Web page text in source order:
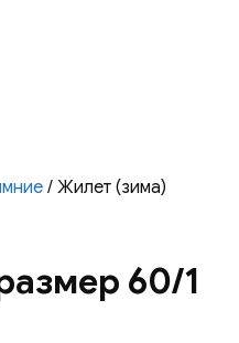
/ Жилет (зима)
60/1